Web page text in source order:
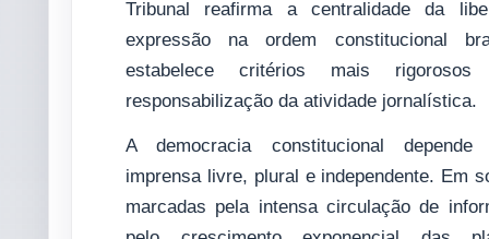
Tribunal reafirma a centralidade da
expressão na ordem constitucional
estabelece critérios mais
responsabilização da atividade jornalística.
A democracia constitucional
imprensa livre, plural e independente. Em
marcadas pela intensa circulação de